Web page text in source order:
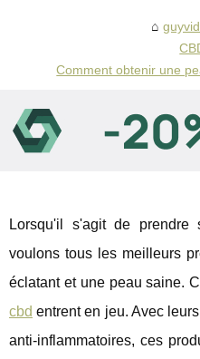
Comment obtenir une
Lorsqu'il s'agit de
voulons tous les meilleurs
éclatant et une peau saine.
cbd entrent en jeu. Avec
anti-inflammatoires, ces